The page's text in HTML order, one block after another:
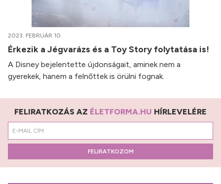
2023. FEBRUÁR 10.
Érkezik a Jégvarázs és a Toy Story folytatása is!
A Disney bejelentette újdonságait, aminek nem a
gyerekek, hanem a felnőttek is örülni fognak.
FELIRATKOZÁS AZ ÉLETFORMA.HU HÍRLEVELÉRE
FELIRATKOZOM